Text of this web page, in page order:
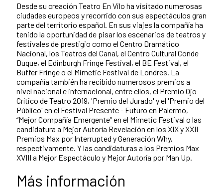
Desde su creación Teatro En Vilo ha visitado numerosas
ciudades europeos y recorrido con sus espectáculos gran
parte del territorio español. En sus viajes la compañía ha
tenido la oportunidad de pisar los escenarios de teatros y
festivales de prestigio como el Centro Dramático
Nacional, los Teatros del Canal, el Centro Cultural Conde
Duque, el Edinburgh Fringe Festival, el BE Festival, el
Buffer Fringe o el Mimetic Festival de Londres. La
compañía también ha recibido numerosos premios a
nivel nacional e internacional, entre ellos, el Premio Ojo
Crítico de Teatro 2019, 'Premio del Jurado' y el 'Premio del
Público' en el Festival Presente - Futuro en Palermo,
“Mejor Compañía Emergente” en el Mimetic Festival o las
candidatura a Mejor Autoría Revelación en los XIX y XXII
Premios Max por Interrupted y Generación Why,
respectivamente. Y las candidaturas a los Premios Max
XVIII a Mejor Espectáculo y Mejor Autoría por Man Up.
Más información